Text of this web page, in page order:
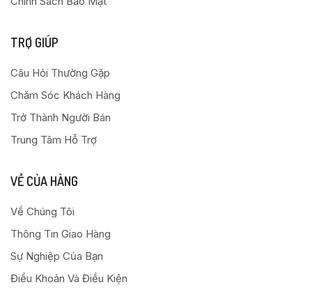
TRỢ GIÚP
Câu Hỏi Thường Gặp
Chăm Sóc Khách Hàng
Trở Thành Người Bán
Trung Tâm Hỗ Trợ
VỀ CỦA HÀNG
Về Chúng Tôi
Thông Tin Giao Hàng
Sự Nghiệp Của Bạn
Điều Khoản Và Điều Kiện